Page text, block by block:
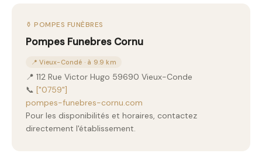
⚱️ POMPES FUNÈBRES
Pompes Funebres Cornu
📍 Vieux-Condé · à 9.9 km
📍 112 Rue Victor Hugo 59690 Vieux-Conde
📞 ["0759"]
pompes-funebres-cornu.com
Pour les disponibilités et horaires, contactez
directement l'établissement.